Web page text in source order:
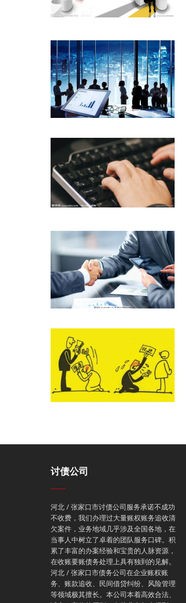
讨债公司
河北 / 张家口市讨债公司服务承诺不成功
不收费，我们办理过大量账权账务追收清
欠案件，业务地域几乎涉及全国各地，在
当事人中树立了卓着的团队服务口碑。积
累了丰富的办案经验和宝贵的人脉资源，
在收账要账债务处理上具有独到的见解。
河北 / 张家口市债务公司在企业账权账
务、账款追收、民间借贷纠纷、风险管理
等领域极其擅长。本公司本着高效合法、